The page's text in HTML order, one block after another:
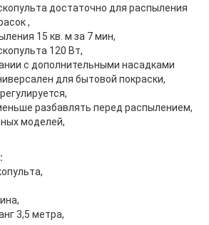
достаточно для распыления
,
15 кв. м за 7 мин,
120 Вт,
с дополнительными насадками
для бытовой покраски,
разбавлять перед распылением,
моделей,
3,5 метра,